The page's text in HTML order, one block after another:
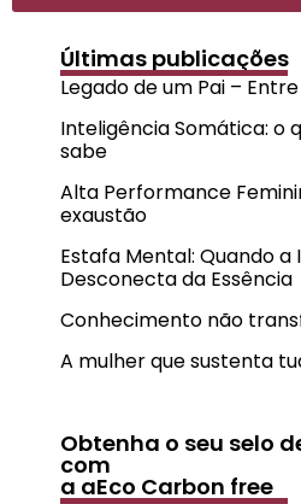
Últimas publicações
Legado de um Pai –
Inteligência Somática: o
sabe
Alta Performance
exaustão
Estafa Mental: Quando a
Desconecta da Essência
Conhecimento não
A mulher que sustenta
Obtenha o seu selo
com
a aEco Carbon free